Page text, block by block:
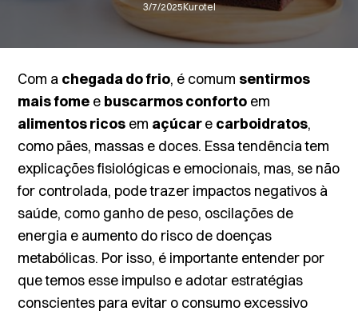
3/7/2025Kurotel
Com a chegada do frio, é comum sentirmos
mais fome e buscarmos conforto em
alimentos ricos em açúcare carboidratos,
como pães, massas e doces. Essa tendência tem
explicações fisiológicas e emocionais, mas, se não
for controlada, pode trazer impactos negativos à
saúde, como ganho de peso, oscilações de
energia e aumento do risco de doenças
metabólicas. Por isso, é importante entender por
que temos esse impulso e adotar estratégias
conscientes para evitar o consumo excessivo